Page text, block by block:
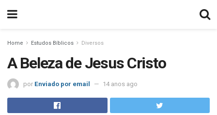
Home Estudos Bíblicos Diversos
A Beleza de Jesus Cristo
por Enviado por email 14 anos ago